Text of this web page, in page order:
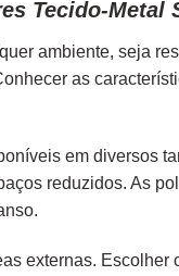
Tecido-Metal
ambiente, seja
as
em diversos
reduzidos. As
externas. Escolher